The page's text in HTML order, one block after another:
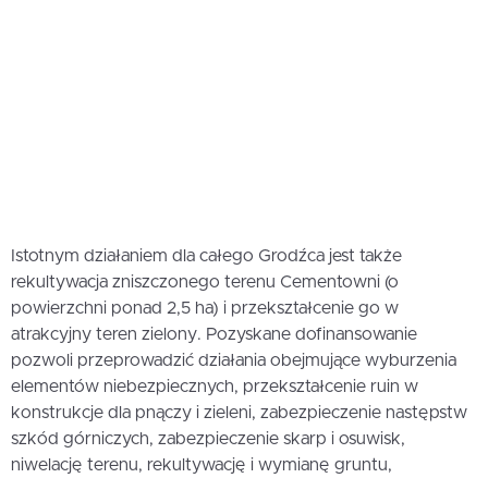
Istotnym działaniem dla całego Grodźca jest także
rekultywacja zniszczonego terenu Cementowni (o
powierzchni ponad 2,5 ha) i przekształcenie go w
atrakcyjny teren zielony. Pozyskane dofinansowanie
pozwoli przeprowadzić działania obejmujące wyburzenia
elementów niebezpiecznych, przekształcenie ruin w
konstrukcje dla pnączy i zieleni, zabezpieczenie następstw
szkód górniczych, zabezpieczenie skarp i osuwisk,
niwelację terenu, rekultywację i wymianę gruntu,